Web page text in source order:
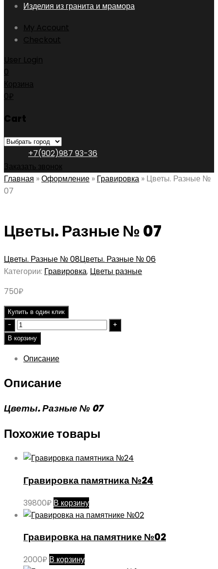
Изделия из гранита и мрамора
My Account
Checkout
User Login
0
Корзина
0₽
Cart
+7(902)987 93-36
Заказать звонок
Главная »Оформление » Гравировка » Цветы. Разные №
07
Цветы. Разные № 07
Цветы. Разные № 08Цветы. Разные № 06
Категории: Гравировка, Цветы разные
750₽
Купить в один клик
Quantity
В корзину
Описание
Описание
Цветы. Разные № 07
Похожие товары
Гравировка памятника №24
39800₽ В корзину
Гравировка на памятнике №02
2000₽ В корзину